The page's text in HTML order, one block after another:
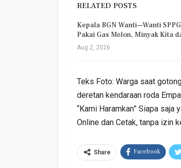
RELATED POSTS
Kepala BGN Wanti—Wanti SPPG
Pakai Gas Melon, Minyak Kita
Aug 2, 2026
Teks Foto: Warga saat
deretan kendaraan roda
“Kami Haramkan” Siapa
Online dan Cetak, tanpa izin
Share Facebook